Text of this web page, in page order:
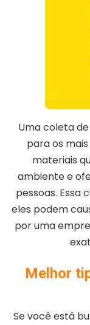
Uma coleta
para os
materiais
ambiente e
pessoas. Essa
eles podem
por uma
Melhor
Se você está